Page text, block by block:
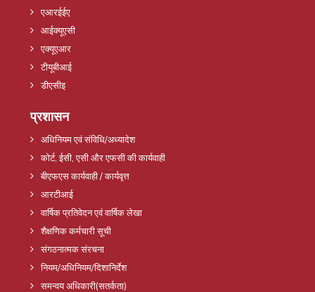
एआरईईए
आईक्यूएसी
एक्यूएआर
टीयूबीआई
डीएसीइ
प्रशासन
अधिनियम एवं संविधि/अध्यादेश
कोर्ट, ईसी, एसी और एफसी की कार्यवाही
बीएफएस कार्यवाही / कार्यवृत्त
आरटीआई
वार्षिक प्रतिवेदन एवं वार्षिक लेखा
शैक्षणिक कर्मचारी सूची
संगठनात्मक संरचना
नियम/अधिनियम/दिशानिर्देश
समन्वय अधिकारी(सतर्कता)